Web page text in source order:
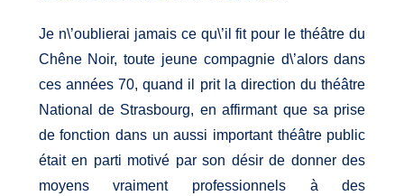
Je n\’oublierai jamais ce qu\’il fit pour le théâtre du
Chêne Noir, toute jeune compagnie d\’alors dans
ces années 70, quand il prit la direction du théâtre
National de Strasbourg, en affirmant que sa prise
de fonction dans un aussi important théâtre public
était en parti motivé par son désir de donner des
moyens vraiment professionnels à des